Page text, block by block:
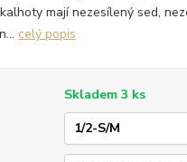
mají nezesílený sed,
celý popis
Skladem 3 ks